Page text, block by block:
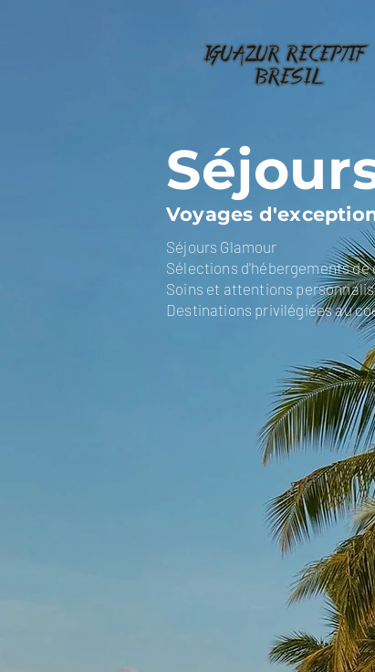
Voyages
Séjours Glamour
Sélections d'hébergements de
Soins et attentions
Destinations privilégiées au